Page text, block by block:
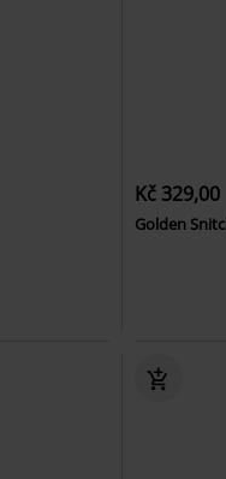
Kč 329,00
Golden